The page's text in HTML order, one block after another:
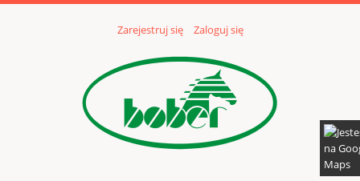
Zarejestruj się Zaloguj się